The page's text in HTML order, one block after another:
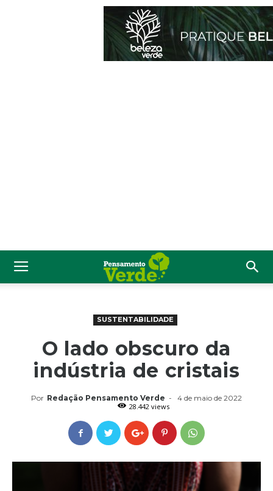
SUSTENTABILIDADE
O lado obscuro da
indústria de cristais
Por Redação Pensamento Verde -
4 de maio de 2022
28.442 views